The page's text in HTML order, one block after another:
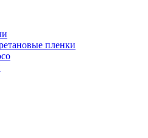
пленки